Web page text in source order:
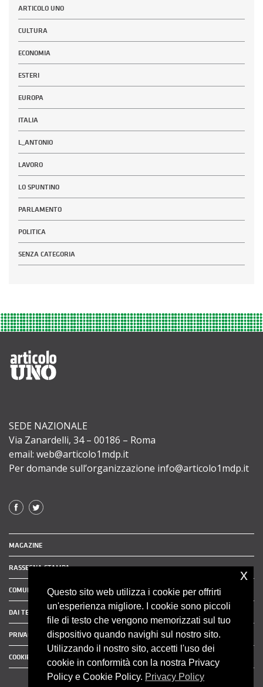
ARTICOLO UNO
CULTURA
ECONOMIA
ESTERI
EUROPA
ITALIA
L_ANTONIO
LAVORO
LO SPUNTINO
PARLAMENTO
POLITICA
SENZA CATEGORIA
SEDE NAZIONALE
Via Zanardelli, 34 – 00186 – Roma
email: web@articolo1mdp.it
Per domande sull’organizzazione info@articolo1mdp.it
MAGAZINE
RASSEGNA STAMPA
COMUNICATI STAMPA
DAI TERRITORI
PRIVACY POLICY
COOKIE POLICY
Questo sito web utilizza i cookie per offrirti
un'esperienza migliore. I cookie sono piccoli
file di testo che vengono memorizzati sul tuo
dispositivo quando navighi sul nostro sito.
Utilizzando il nostro sito, accetti l'uso dei
cookie in conformità con la nostra Privacy
Policy e Cookie Policy. Privacy Policy
x